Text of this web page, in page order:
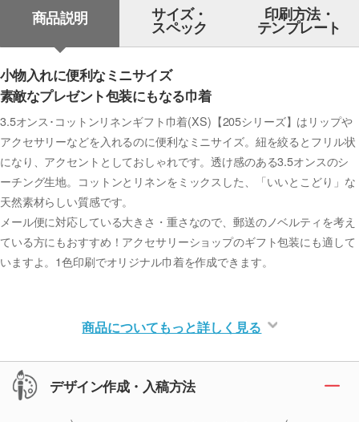
商品説明 サイズ・
スペック
印刷方法・
テンプレート
小物入れに便利なミニサイズ
素敵なプレゼント包装にもなる巾着
3.5オンス･コットンリネンギフト巾着(XS)【205シリーズ】はリップや
アクセサリーなどを入れるのに便利なミニサイズ。紐を絞るとフリル状
になり、アクセントとしておしゃれです。透け感のある3.5オンスのシ
ーチング生地。コットンとリネンをミックスした、「いいとこどり」な
天然素材らしい質感です。
メール便に対応している大きさ・重さなので、郵送のノベルティを考え
ている方にもおすすめ！アクセサリーショップのギフト包装にも適して
いますよ。1色印刷でオリジナル巾着を作成できます。
商品についてもっと詳しく見る
デザイン作成・入稿方法